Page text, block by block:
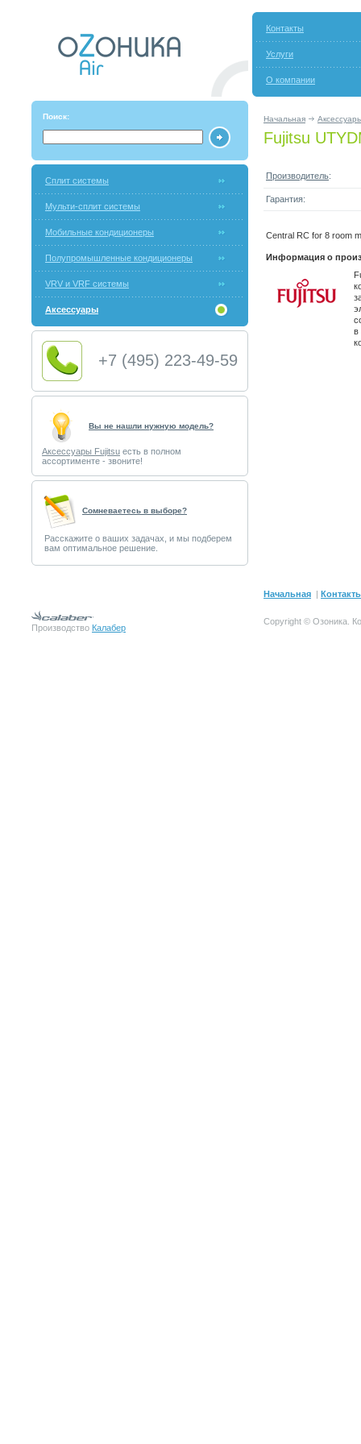
Контакты
Услуги
О компании
Поиск: Начальная
Fujitsu
Сплит системы
Мульти-сплит системы
Мобильные кондиционеры
Полупромышленные кондиционеры
VRV и VRF системы
Аксессуары
+7 (495) 223-49-59
Вы не нашли нужную модель?
Аксессуары Fujitsu есть в полном
ассортименте - звоните!
Cомневаетесь в выборе?
Расскажите о ваших задачах, и мы подберем
вам оптимальное решение.
Производитель:
Гарантия:
Central RC for 8 room
Информация о
в
Начальная |
Производство Калабер
Copyright © Озоника.